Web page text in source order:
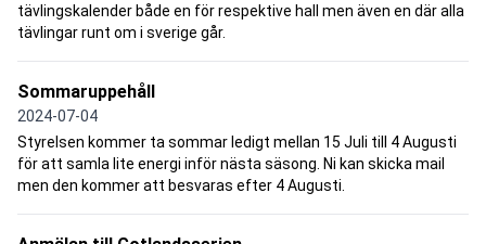
tävlingskalender både en för respektive hall men även en där alla
tävlingar runt om i sverige går.
Sommaruppehåll
2024-07-04
Styrelsen kommer ta sommar ledigt mellan 15 Juli till 4 Augusti
för att samla lite energi inför nästa säsong. Ni kan skicka mail
men den kommer att besvaras efter 4 Augusti.